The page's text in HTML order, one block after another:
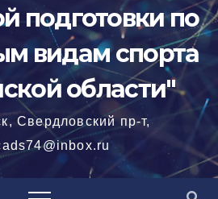
подготовки по
видам спорта
области"
Свердловский пр-т,